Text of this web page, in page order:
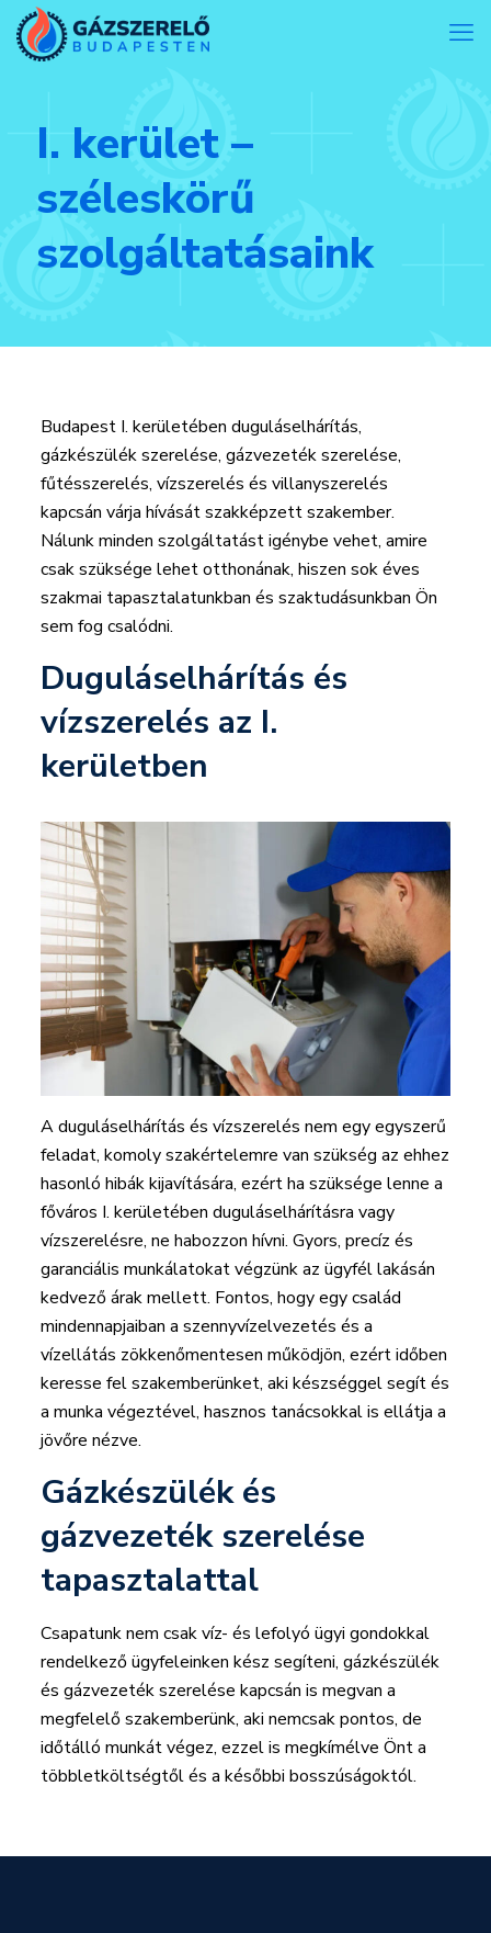
I. kerület –
széleskörű
szolgáltatásaink
Budapest I. kerületében duguláselhárítás,
gázkészülék szerelése, gázvezeték szerelése,
fűtésszerelés, vízszerelés és villanyszerelés
kapcsán várja hívását szakképzett szakember.
Nálunk minden szolgáltatást igénybe vehet, amire
csak szüksége lehet otthonának, hiszen sok éves
szakmai tapasztalatunkban és szaktudásunkban Ön
sem fog csalódni.
Duguláselhárítás és
vízszerelés az I.
kerületben
A duguláselhárítás és vízszerelés nem egy egyszerű
feladat, komoly szakértelemre van szükség az ehhez
hasonló hibák kijavítására, ezért ha szüksége lenne a
főváros I. kerületében duguláselhárításra vagy
vízszerelésre, ne habozzon hívni. Gyors, precíz és
garanciális munkálatokat végzünk az ügyfél lakásán
kedvező árak mellett. Fontos, hogy egy család
mindennapjaiban a szennyvízelvezetés és a
vízellátás zökkenőmentesen működjön, ezért időben
keresse fel szakemberünket, aki készséggel segít és
a munka végeztével, hasznos tanácsokkal is ellátja a
jövőre nézve.
Gázkészülék és
gázvezeték szerelése
tapasztalattal
Csapatunk nem csak víz- és lefolyó ügyi gondokkal
rendelkező ügyfeleinken kész segíteni, gázkészülék
és gázvezeték szerelése kapcsán is megvan a
megfelelő szakemberünk, aki nemcsak pontos, de
időtálló munkát végez, ezzel is megkímélve Önt a
többletköltségtől és a későbbi bosszúságoktól.